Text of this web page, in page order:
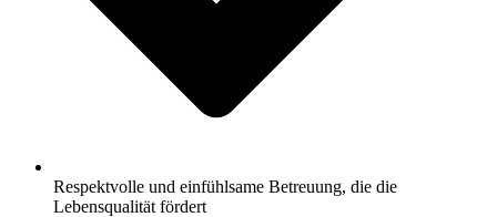
Respektvolle und einfühlsame Betreuung, die die
Lebensqualität fördert